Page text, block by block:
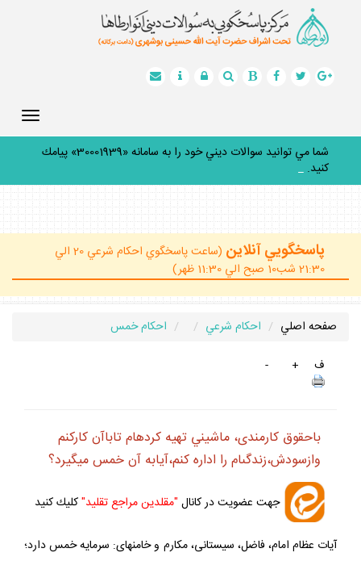
شما مي توانيد سوالات ديني خود را به سامانه «30001939» پيامك
كنيد. _
پاسخگويي آنلاين
(ساعت پاسخگوي احكام شرعي 20 الي
21:30 شب10 صبح الي 11:30 ظهر)
صفحه اصلي احكام شرعي
احكام خمس
ف
+
-
باحقوق كارمندى، ماشيني تهيه كرده‏ام تاباآن كاركنم
وازسودش،زندگى‏ام را اداره كنم،آيابه آن خمس ميگيرد؟
جهت عضويت در كانال "مقلدين مراجع تقليد"كليك كنيد
آيات عظام امام، فاضل، سيستانى، مكارم و خامنه‏اى: سرمايه خمس دارد؛